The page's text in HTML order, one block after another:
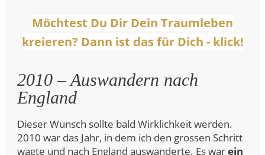
Möchtest Du Dir Dein Traumleben
kreieren? Dann ist das für Dich - klick!
2010 – Auswandern nach
England
Dieser Wunsch sollte bald Wirklichkeit werden.
2010 war das Jahr, in dem ich den grossen Schritt
wagte und nach England auswanderte. Es warein